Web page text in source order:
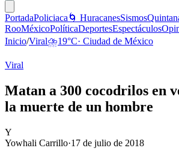
PortadaPoliciaca 🌀 HuracanesSismos
RooMéxicoPolíticaDeportesEspectáculos
Inicio/Viral⛈️19°C· Ciudad de México
Viral
Matan a 300 cocodrilos en
la muerte de un hombre
Y
Yowhali Carrillo·17 de julio de 2018